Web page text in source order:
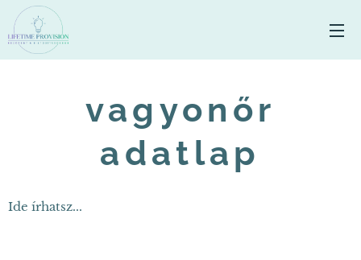
vagyonőr
adatlap
Ide írhatsz...